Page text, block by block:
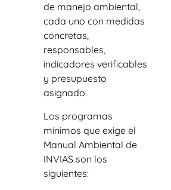
de manejo ambiental,
cada uno con medidas
concretas,
responsables,
indicadores verificables
y presupuesto
asignado.
Los programas
mínimos que exige el
Manual Ambiental de
INVIAS son los
siguientes: